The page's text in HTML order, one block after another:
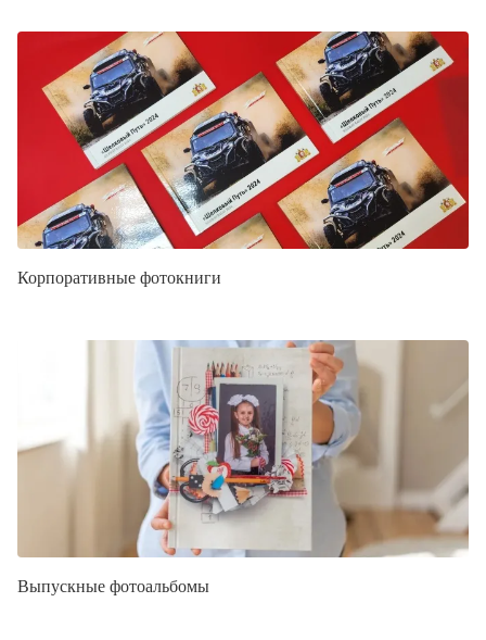
Корпоративные фотокниги
Выпускные фотоальбомы